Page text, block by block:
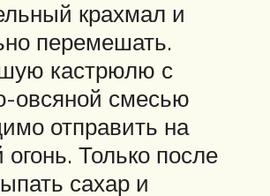
крахмал и
перемешать.
кастрюлю с
овсяной смесью
отправить на
огонь. Только после
сахар и